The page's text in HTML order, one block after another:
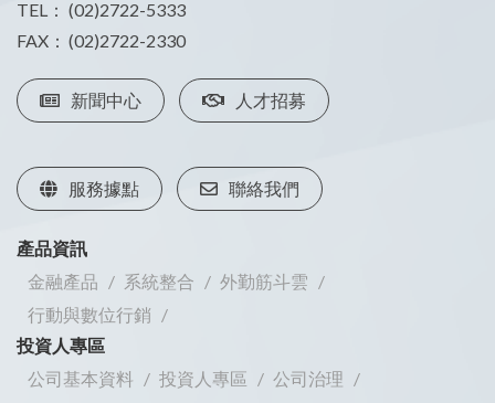
TEL： (02)2722-5333
FAX： (02)2722-2330
新聞中心 人才招募
服務據點 聯絡我們
產品資訊
金融產品
系統整合
外勤筋斗雲
行動與數位行銷
投資人專區
公司基本資料
投資人專區
公司治理